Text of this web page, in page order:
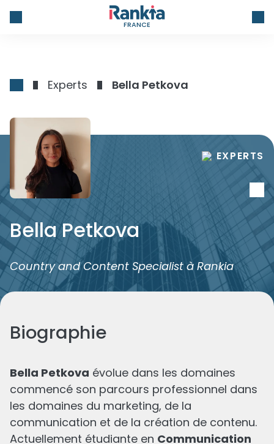
FRANCE
Experts Bella Petkova
EXPERTS
Bella Petkova
Country and Content Specialist à Rankia
Biographie
Bella Petkova évolue dans les domaines
commencé son parcours professionnel dans
les domaines du marketing, de la
communication et de la création de contenu.
Actuellement étudiante en Communication
Les derniers deBella